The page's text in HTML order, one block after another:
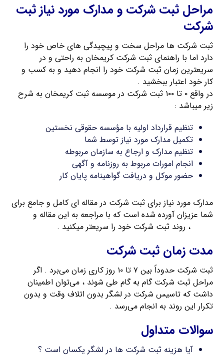
مراحل ثبت شرکت و مدارک مورد نیاز ثبت
شرکت
ثبت شرکت ها مراحل سخت و پیچیدگی های خاص خود را
دارد اما با راهنمای ثبت شرکت کریمخان به راحتی و در
سریعترین زمان ثبت شرکت خود را انجام دهید و به کسب و
کار خود اعتبار ببخشید .
در واقع ۰ تا ۱۰۰ ثبت شرکت در موسسه ثبت کریمخان به شرح
زیر میباشد :
تنظیم قرارداد اولیه با مؤسسه حقوقی نخستین
تکمیل مدارک مورد نیاز توسط شما
تنظیم مدارک و ارجاع به سازمان مربوطه
انجام امورات مربوط به روزنامه و آگهی
حضور موکل و دریافت گواهینامه پایان کار
مدارک مورد نیاز برای ثبت شرکت در مقاله ای کامل و جامع برای
شما عزیزان آورده شده است که با مراجعه به این مقاله و
، روند ثبت شرکت خود را سریعتر میکنید .
مدت زمان ثبت شرکت
ثبت شرکت حدوداً بین ۷ تا ۱۰ روز کاری زمان می‌برد . اگر
مراحل ثبت شرکت گام به گام طی شوند ، می‌توان اطمینان
داشت که تاسیس شرکت در لشگر بدون اتلاف وقت و بدون
تکرار این روند به انجام می‌رسد .
سوالات متداول
آیا هزینه ثبت شرکت ها در لشگر یکسان است ؟